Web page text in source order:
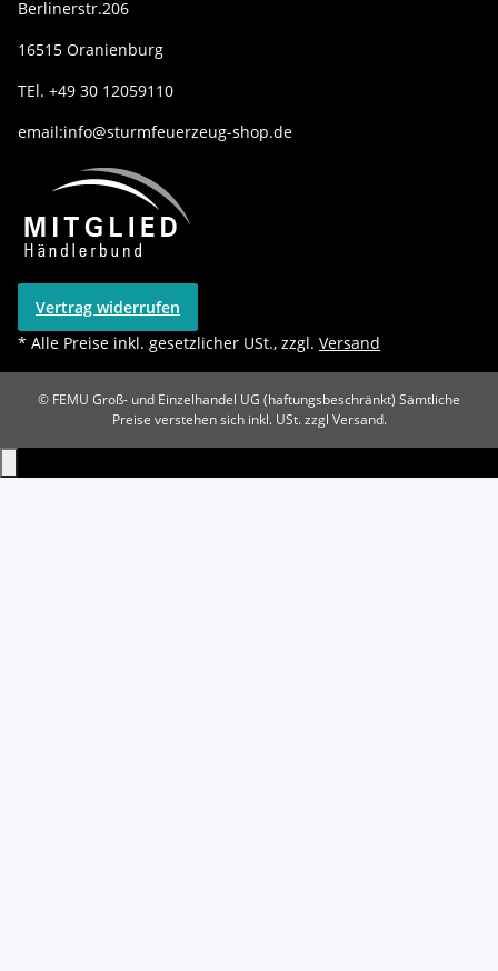
Berlinerstr.206
16515 Oranienburg
TEl. +49 30 12059110
email:info@sturmfeuerzeug-shop.de
Vertrag widerrufen
* Alle Preise inkl. gesetzlicher USt., zzgl. Versand
© FEMU Groß- und Einzelhandel UG (haftungsbeschränkt) Sämtliche
Preise verstehen sich inkl. USt. zzgl Versand.